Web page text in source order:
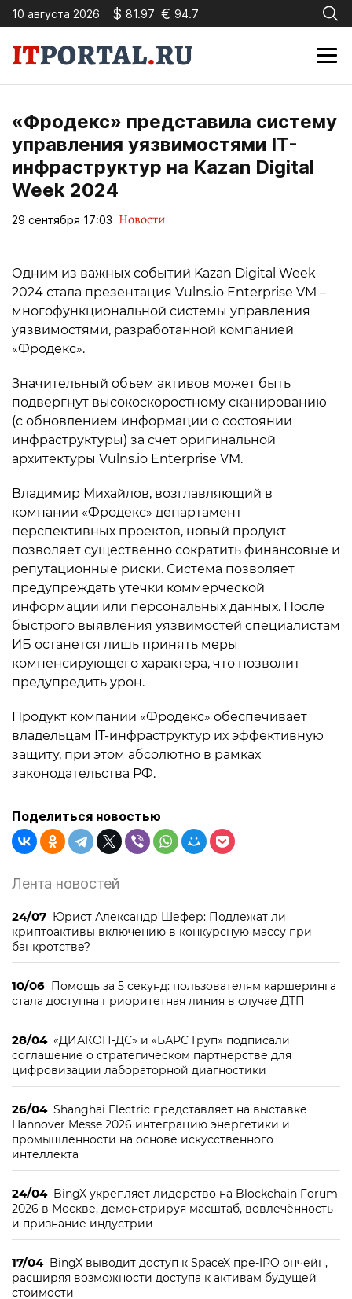
10 августа 2026 $ 81.97 € 94.7
«Фродекс» представила систему
управления уязвимостями IT-
инфраструктур на Kazan Digital
Week 2024
29 сентября 17:03 Новости
Одним из важных событий Kazan Digital Week
2024 стала презентация Vulns.io Enterprise VM –
многофункциональной системы управления
уязвимостями, разработанной компанией
«Фродекс».
Значительный объем активов может быть
подвергнут высокоскоростному сканированию
(с обновлением информации о состоянии
инфраструктуры) за счет оригинальной
архитектуры Vulns.io Enterprise VM.
Владимир Михайлов, возглавляющий в
компании «Фродекс» департамент
перспективных проектов, новый продукт
позволяет существенно сократить финансовые и
репутационные риски. Система позволяет
предупреждать утечки коммерческой
информации или персональных данных. После
быстрого выявления уязвимостей специалистам
ИБ останется лишь принять меры
компенсирующего характера, что позволит
предупредить урон.
Продукт компании «Фродекс» обеспечивает
владельцам IT-инфраструктур их эффективную
защиту, при этом абсолютно в рамках
законодательства РФ.
Поделиться новостью
Лента новостей
24/07 Юрист Александр Шефер: Подлежат ли
криптоактивы включению в конкурсную массу при
банкротстве?
10/06 Помощь за 5 секунд: пользователям каршеринга
стала доступна приоритетная линия в случае ДТП
28/04 «ДИАКОН-ДС» и «БАРС Груп» подписали
соглашение о стратегическом партнерстве для
цифровизации лабораторной диагностики
26/04 Shanghai Electric представляет на выставке
Hannover Messe 2026 интеграцию энергетики и
промышленности на основе искусственного
интеллекта
24/04 BingX укрепляет лидерство на Blockchain Forum
2026 в Москве, демонстрируя масштаб, вовлечённость
и признание индустрии
17/04 BingX выводит доступ к SpaceX пре-IPO ончейн,
расширяя возможности доступа к активам будущей
стоимости